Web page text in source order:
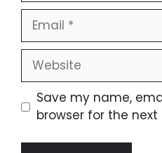
Save my name,
browser for the